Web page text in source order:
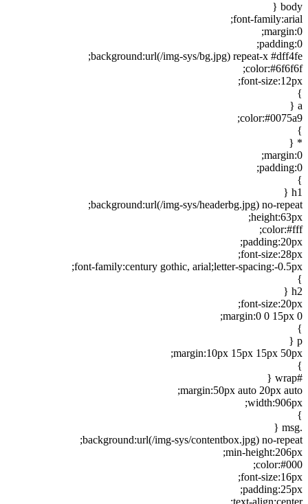
body {
font-family:arial;
margin:0;
padding:0;
background:url(/img-sys/bg.jpg) repeat-x #dff4fe;
color:#6f6f6f;
font-size:12px;
}
a {
color:#0075a9;
}
* {
margin:0;
padding:0;
}
h1 {
background:url(/img-sys/headerbg.jpg) no-repeat;
height:63px;
color:#fff;
padding:20px;
font-size:28px;
font-family:century gothic, arial;letter-spacing:-0.5px;
}
h2 {
font-size:20px;
margin:0 0 15px 0;
}
p {
margin:10px 15px 15px 50px;
}
#wrap {
margin:50px auto 20px auto;
width:906px;
}
.msg {
background:url(/img-sys/contentbox.jpg) no-repeat;
min-height:206px;
color:#000;
font-size:16px;
padding:25px;